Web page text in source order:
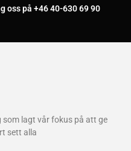
oss på +46 40-630 69 90
som lagt vår fokus på att ge
sett alla